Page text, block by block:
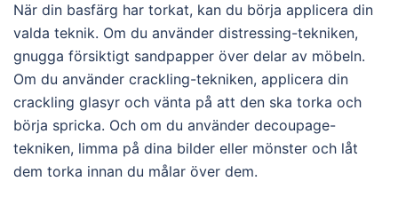
När din basfärg har torkat, kan du börja applicera din
valda teknik. Om du använder distressing-tekniken,
gnugga försiktigt sandpapper över delar av möbeln.
Om du använder crackling-tekniken, applicera din
crackling glasyr och vänta på att den ska torka och
börja spricka. Och om du använder decoupage-
tekniken, limma på dina bilder eller mönster och låt
dem torka innan du målar över dem.